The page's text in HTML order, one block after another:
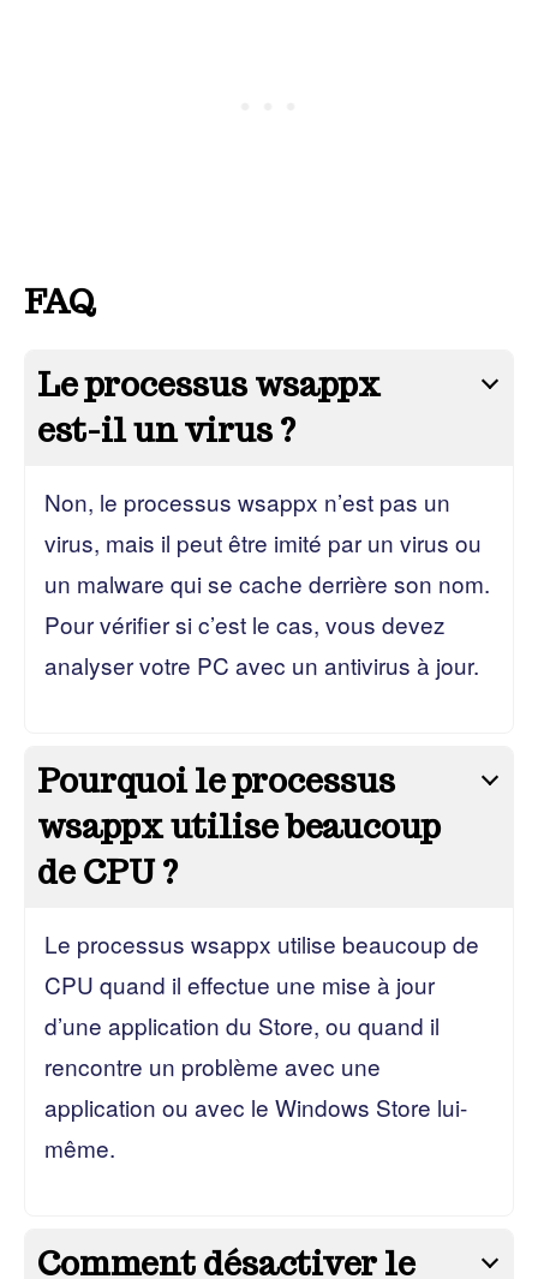
FAQ
Le processus wsappx
est-il un virus ?
Non, le processus wsappx n’est pas un
virus, mais il peut être imité par un virus ou
un malware qui se cache derrière son nom.
Pour vérifier si c’est le cas, vous devez
analyser votre PC avec un antivirus à jour.
Pourquoi le processus
wsappx utilise beaucoup
de CPU ?
Le processus wsappx utilise beaucoup de
CPU quand il effectue une mise à jour
d’une application du Store, ou quand il
rencontre un problème avec une
application ou avec le Windows Store lui-
même.
Comment désactiver le